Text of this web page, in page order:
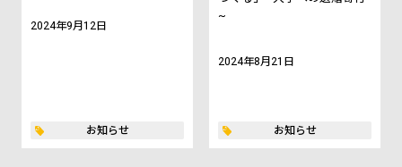
2024年9月12日
お知らせ
~
2024年8月21日
お知らせ